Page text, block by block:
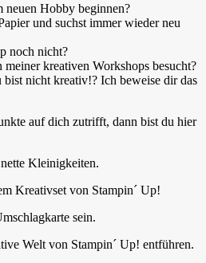
neuen Hobby beginnen?
und suchst immer wieder neu
noch nicht?
meiner kreativen Workshops besucht?
nicht kreativ!? Ich beweise dir das
auf dich zutrifft, dann bist du hier
Kleinigkeiten.
Kreativset von Stampin´ Up!
sein.
Welt von Stampin´ Up! entführen.